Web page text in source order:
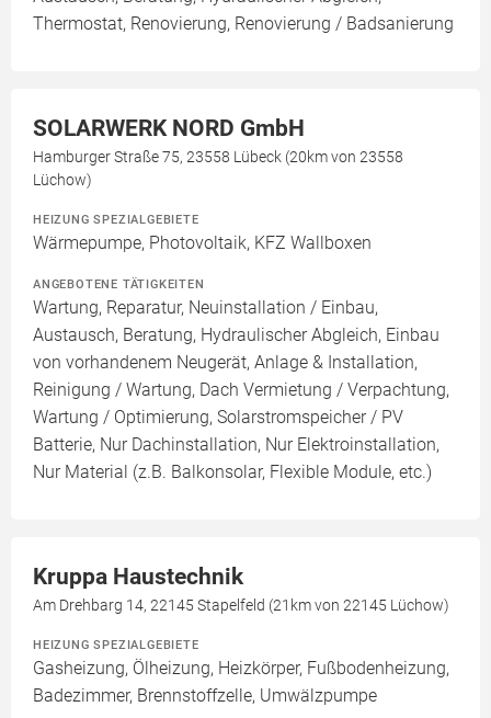
Thermostat, Renovierung, Renovierung / Badsanierung
SOLARWERK NORD GmbH
Hamburger Straße 75, 23558 Lübeck (20km von 23558
Lüchow)
HEIZUNG SPEZIALGEBIETE
Wärmepumpe, Photovoltaik, KFZ Wallboxen
ANGEBOTENE TÄTIGKEITEN
Wartung, Reparatur, Neuinstallation / Einbau,
Austausch, Beratung, Hydraulischer Abgleich, Einbau
von vorhandenem Neugerät, Anlage & Installation,
Reinigung / Wartung, Dach Vermietung / Verpachtung,
Wartung / Optimierung, Solarstromspeicher / PV
Batterie, Nur Dachinstallation, Nur Elektroinstallation,
Nur Material (z.B. Balkonsolar, Flexible Module, etc.)
Kruppa Haustechnik
Am Drehbarg 14, 22145 Stapelfeld (21km von 22145 Lüchow)
HEIZUNG SPEZIALGEBIETE
Gasheizung, Ölheizung, Heizkörper, Fußbodenheizung,
Badezimmer, Brennstoffzelle, Umwälzpumpe